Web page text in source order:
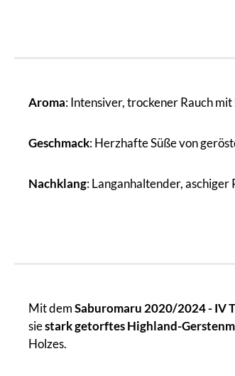
Aroma: Intensiver, trockener Rauch
Geschmack: Herzhafte Süße von
Nachklang: Langanhaltender,
Mit demSaburomaru 2020/2024 - IV
siestark getorftes Highland-
Holzes.